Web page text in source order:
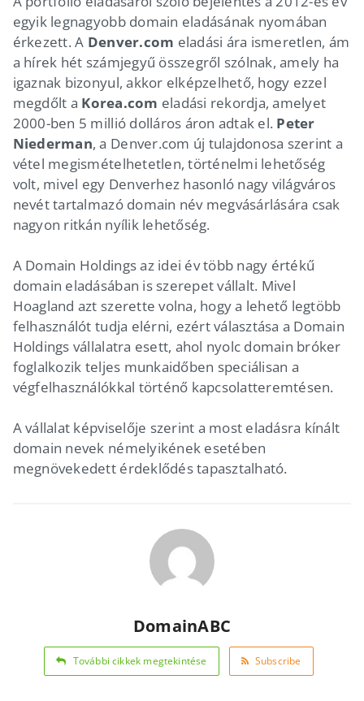
egyik legnagyobb domain eladásának nyomában
érkezett. A Denver.com eladási ára ismeretlen, ám
a hírek hét számjegyű összegről szólnak, amely ha
igaznak bizonyul, akkor elképzelhető, hogy ezzel
megdőlt a Korea.com eladási rekordja, amelyet
2000-ben 5 millió dolláros áron adtak el. Peter
Niederman, a Denver.com új tulajdonosa szerint a
vétel megismételhetetlen, történelmi lehetőség
volt, mivel egy Denverhez hasonló nagy világváros
nevét tartalmazó domain név megvásárlására csak
nagyon ritkán nyílik lehetőség.
A Domain Holdings az idei év több nagy értékű
domain eladásában is szerepet vállalt. Mivel
Hoagland azt szerette volna, hogy a lehető legtöbb
felhasználót tudja elérni, ezért választása a Domain
Holdings vállalatra esett, ahol nyolc domain bróker
foglalkozik teljes munkaidőben speciálisan a
végfelhasználókkal történő kapcsolatteremtésen.
A vállalat képviselője szerint a most eladásra kínált
domain nevek némelyikének esetében
megnövekedett érdeklődés tapasztalható.
DomainABC
További cikkek megtekintése Subscribe